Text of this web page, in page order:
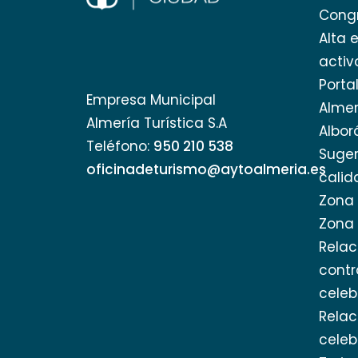
Empresa Municipal
Almería Turística S.A
Teléfono: 950 210 538
oficinadeturismo@aytoalmeria.es
Alta